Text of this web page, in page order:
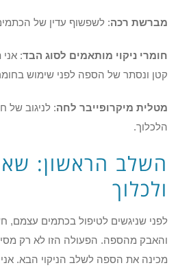
מברשת רכה: לשפשוף עדין של
חומרי ניקוי מותאמים לסוג הבד:
קטן ונסתר של הספה לפני שימוש
מטלית מיקרופייבר לחה: לניגוב של
הלכלוך.
השלב הראשון:
ולכלוך
לפני שניגשים לטיפול בכתמים עצמם,
והאבק מהספה. הפעולה הזו לא רק
מכינה את הספה לשלב הניקוי הבא.